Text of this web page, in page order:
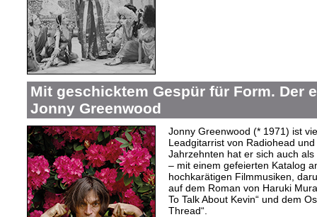
Mit geschicktem Gespür für Form. Der
Jonny Greenwood
Jonny Greenwood (* 1971) ist
Leadgitarrist von Radiohead
Jahrzehnten hat er sich auch
– mit einem gefeierten Katalog
hochkarätigen Filmmusiken,
auf dem Roman von Haruki
To Talk About Kevin“ und dem
Thread“.